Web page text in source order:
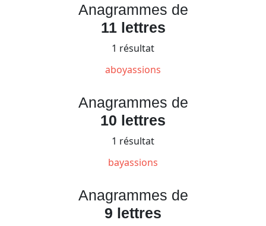
Anagrammes de
11 lettres
1 résultat
aboyassions
Anagrammes de
10 lettres
1 résultat
bayassions
Anagrammes de
9 lettres